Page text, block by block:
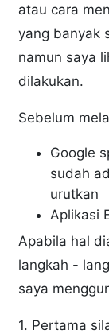
atau cara
yang banyak
namun saya
dilakukan.
Sebelum
Google
sudah
urutkan
Aplikasi
Apabila hal
langkah -
saya
1. Pertama